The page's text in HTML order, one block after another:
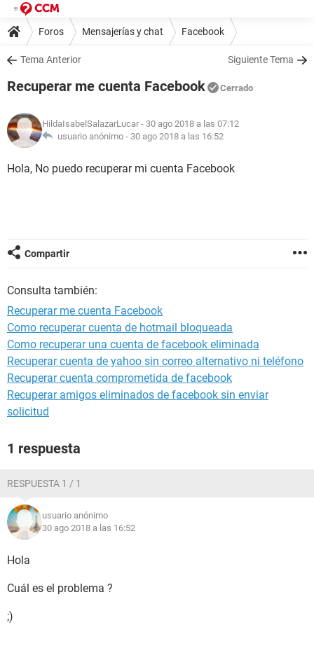
Foros Mensajerías y chat Facebook
Tema Anterior Siguiente Tema
Recuperar me cuenta Facebook Cerrado
HildaIsabelSalazarLucar - 30 ago 2018 a las 07:12
usuario anónimo - 30 ago 2018 a las 16:52
Hola, No puedo recuperar mi cuenta Facebook
Compartir
Consulta también:
Recuperar me cuenta Facebook
Como recuperar cuenta de hotmail bloqueada
Como recuperar una cuenta de facebook eliminada
Recuperar cuenta de yahoo sin correo alternativo ni teléfono
Recuperar cuenta comprometida de facebook
Recuperar amigos eliminados de facebook sin enviar
solicitud
1 respuesta
RESPUESTA 1 / 1
usuario anónimo
30 ago 2018 a las 16:52
Hola
Cuál es el problema ?
;)